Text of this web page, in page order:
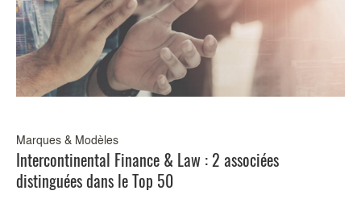
Marques & Modèles
Intercontinental Finance & Law : 2 associées
distinguées dans le Top 50